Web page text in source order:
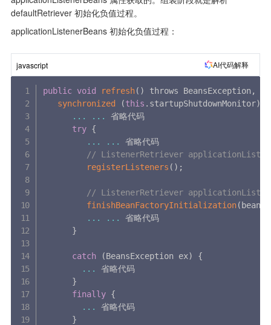
defaultRetriever 初始化负值过程。
applicationListenerBeans 初始化负值过程：
javascript AI代码解释
public void refresh( ) throws BeansException,
synchronized
(this . startupShutdownMonitor)
...
...
省略代码
try {
...
...
省略代码
// ListenerRetriever
registerListeners ( ) ;
// ListenerRetriever
finishBeanFactoryInitialization(
...
...
省略代码
}
catch (BeansException ex)
{
...
省略代码
}
finally {
...
省略代码
}